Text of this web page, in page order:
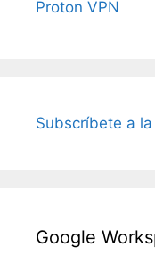
Proton VPN
Subscríbete a
Google